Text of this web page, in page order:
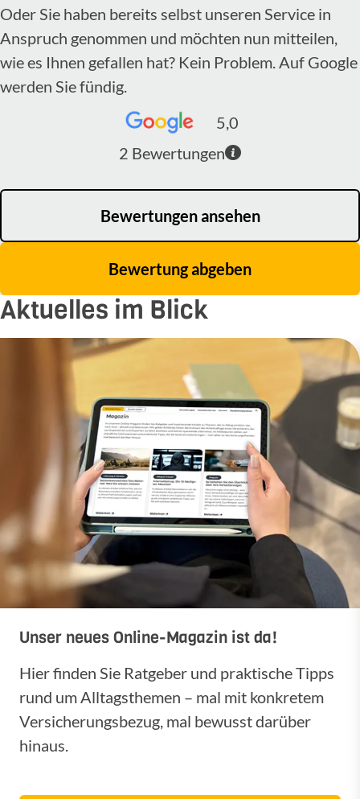
Oder Sie haben bereits selbst unseren Service in
Anspruch genommen und möchten nun mitteilen,
wie es Ihnen gefallen hat? Kein Problem. Auf Google
werden Sie fündig.
5,0
2 Bewertungen
Bewertungen ansehen
Bewertung abgeben
Aktuelles im Blick
Unser neues Online-Magazin ist da!
Hier finden Sie Ratgeber und praktische Tipps
rund um Alltagsthemen – mal mit konkretem
Versicherungsbezug, mal bewusst darüber
hinaus.